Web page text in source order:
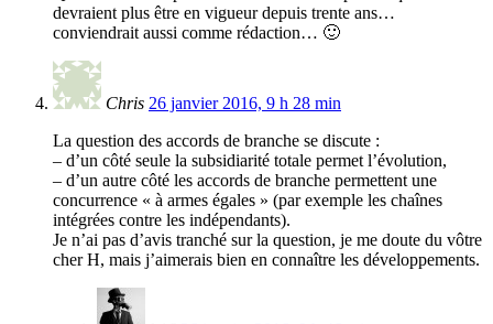
devraient plus être en vigueur depuis trente ans…
conviendrait aussi comme rédaction… 🙂
Chris 26 janvier 2016, 9 h 28 min
La question des accords de branche se discute :
– d’un côté seule la subsidiarité totale permet l’évolution,
– d’un autre côté les accords de branche permettent une
concurrence « à armes égales » (par exemple les chaînes
intégrées contre les indépendants).
Je n’ai pas d’avis tranché sur la question, je me doute du vôtre
cher H, mais j’aimerais bien en connaître les développements.